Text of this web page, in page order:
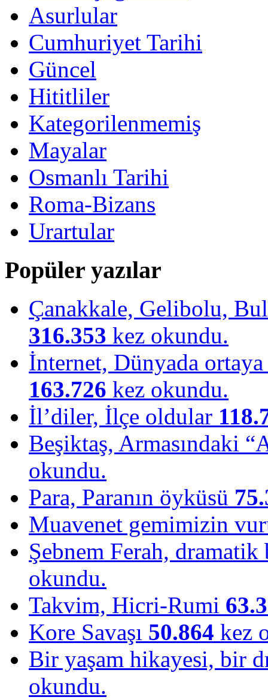
Asurlular
Cumhuriyet Tarihi
Güncel
Hititliler
Kategorilenmemiş
Mayalar
Osmanlı Tarihi
Roma-Bizans
Urartular
Popüler yazılar
Çanakkale, Gelibolu,
316.353 kez okundu.
İnternet, Dünyada
163.726 kez okundu.
İl’diler, İlçe oldular
Beşiktaş, Armasındaki
okundu.
Para, Paranın öyküsü
Muavenet gemimizin
Şebnem Ferah,
okundu.
Takvim, Hicri-Rumi
Kore Savaşı 50.864 kez
Bir yaşam hikayesi, bir
okundu.